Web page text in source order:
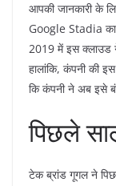
आपकी जानकारी के
Google Stadia का
2019 में इस क्लाउड
हालांकि, कंपनी की इस
कि कंपनी ने अब इसे
पिछले
टेक ब्रांड गूगल ने